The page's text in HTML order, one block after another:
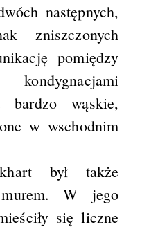
następnych,
zniszczonych
pomiędzy
bardzo wąskie,
w wschodnim
był także
W jego
się liczne